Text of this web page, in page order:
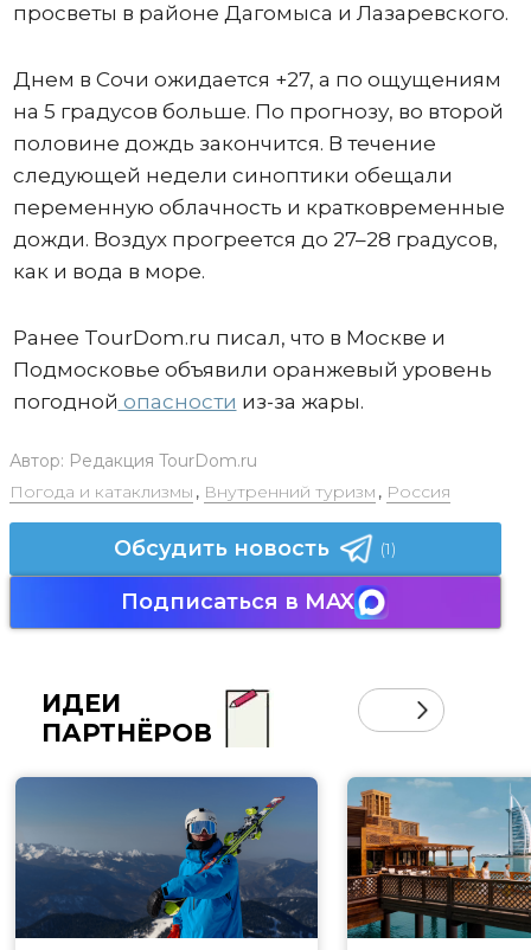
просветы в районе Дагомыса и Лазаревского.
Днем в Сочи ожидается +27, а по ощущениям
на 5 градусов больше. По прогнозу, во второй
половине дождь закончится. В течение
следующей недели синоптики обещали
переменную облачность и кратковременные
дожди. Воздух прогреется до 27–28 градусов,
как и вода в море.
Ранее TourDom.ru писал, что в Москве и
Подмосковье объявили оранжевый уровень
погодной опасности из-за жары.
Автор: Редакция TourDom.ru
Погода и катаклизмы , Внутренний туризм , Россия
Обсудить новость (1)
Подписаться в MAX
ИДЕИ
ПАРТНЁРОВ